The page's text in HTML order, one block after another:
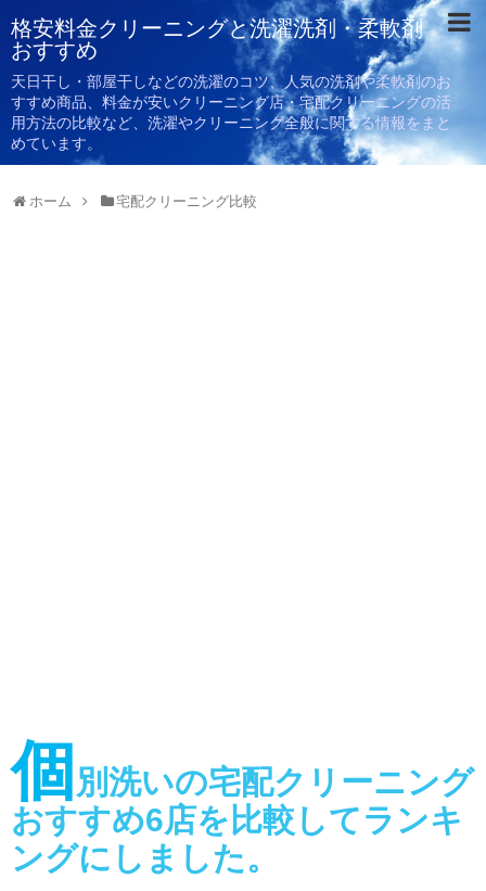
格安料金クリーニングと洗濯洗剤・柔軟剤
おすすめ
天日干し・部屋干しなどの洗濯のコツ、人気の洗剤や柔軟剤のお
すすめ商品、料金が安いクリーニング店・宅配クリーニングの活
用方法の比較など、洗濯やクリーニング全般に関する情報をまと
めています。
ホーム 宅配クリーニング比較
個 別洗いの宅配クリーニング
おすすめ6店を比較してランキ
ングにしました。